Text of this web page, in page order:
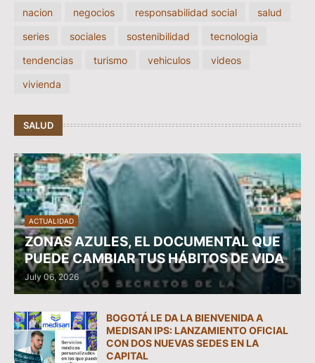
nacion
negocios responsabilidad social
salud
series
sociales sostenibilidad
tecnologia
tendencias
turismo vehiculos
videos
vivienda
SALUD
ACTUALIDAD
ZONAS AZULES, EL DOCUMENTAL QUE
PUEDE CAMBIAR TUS HÁBITOS DE VIDA
July 06, 2026
BOGOTÁ LE DA LA BIENVENIDA A
MEDISAN IPS: LANZAMIENTO OFICIAL
CON DOS NUEVAS SEDES EN LA
CAPITAL